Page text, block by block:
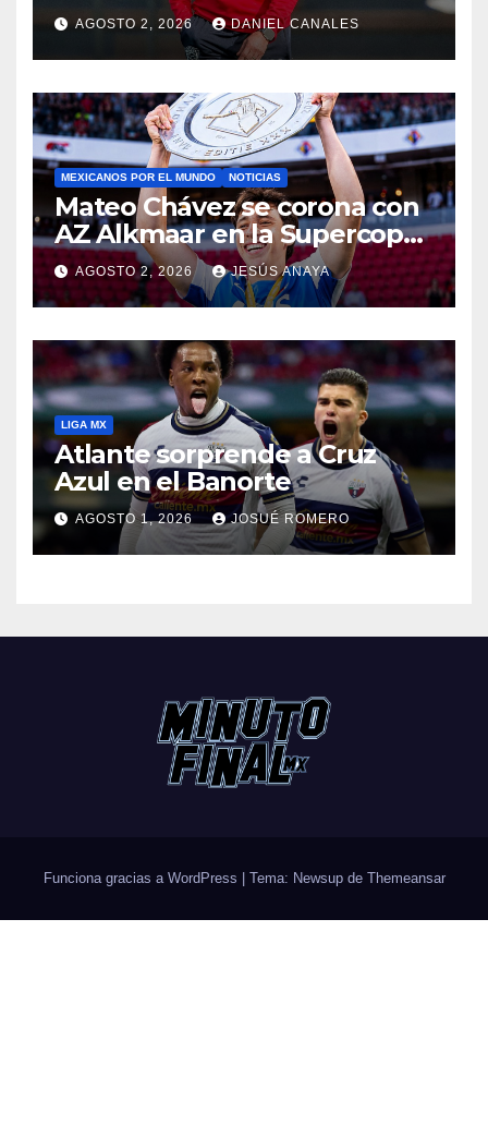
Caixinha
AGOSTO 2, 2026 DANIEL CANALES
MEXICANOS POR EL MUNDO NOTICIAS
Mateo Chávez se corona con
AZ Alkmaar en la Supercopa
de Países Bajos
AGOSTO 2, 2026 JESÚS ANAYA
LIGA MX
Atlante sorprende a Cruz
Azul en el Banorte
AGOSTO 1, 2026 JOSUÉ ROMERO
Funciona gracias a WordPress | Tema: Newsup de Themeansar